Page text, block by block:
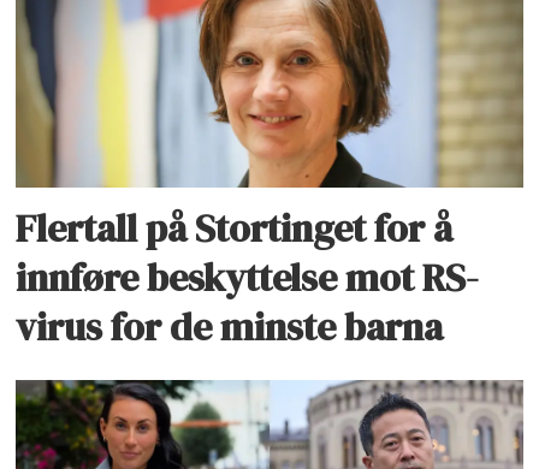
rsv
Flertall på Stortinget for å
innføre beskyttelse mot RS-
virus for de minste barna